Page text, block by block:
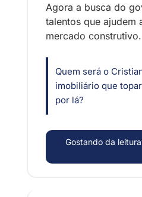
Agora a busca do
talentos que ajudem
mercado construtivo.
Quem será o
imobiliário que
por lá?
Gostando da